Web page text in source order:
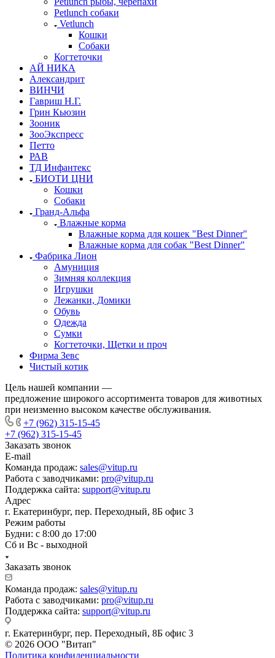
Petlunch собаки
Vetlunch
Кошки
Собаки
Когтеточки
АЙ НИКА
Александрит
ВИНЧИ
Гавриш Н.Г.
Грин Кьюзин
Зооник
ЗооЭкспресс
Петто
РАВ
ТД Инфантекс
БИОТИ ЦНИ
Кошки
Собаки
Гранд-Альфа
Влажные корма
Влажные корма для кошек "Best Dinner"
Влажные корма для собак "Best Dinner"
Фабрика Лион
Амуниция
Зимняя коллекция
Игрушки
Лежанки, Домики
Обувь
Одежда
Сумки
Когтеточки, Щетки и проч
Фирма Зевс
Чистый котик
Цель нашей компании —
предложение широкого ассортимента товаров для животных
при неизменно высоком качестве обслуживания.
+7 (962) 315-15-45
+7 (962) 315-15-45
Заказать звонок
E-mail
Команда продаж: sales@vitup.ru
Работа с заводчиками: pro@vitup.ru
Поддержка сайта: support@vitup.ru
Адрес
г. Екатеринбург, пер. Переходный, 8Б офис 3
Режим работы
Будни: с 8:00 до 17:00
Сб и Вс - выходной
Заказать звонок
Команда продаж: sales@vitup.ru
Работа с заводчиками: pro@vitup.ru
Поддержка сайта: support@vitup.ru
г. Екатеринбург, пер. Переходный, 8Б офис 3
© 2026 ООО "Витап"
Политика конфиденциальности